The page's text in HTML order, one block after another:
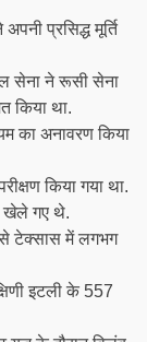
प्रसिद्ध मूर्ति
सेना ने रूसी सेना
किया था.
का अनावरण किया
किया गया था.
खेले गए थे.
टेक्सास में लगभग
इटली के 557